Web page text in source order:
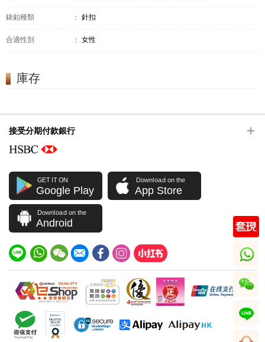
錶釦種類 ： 針扣
合適性別 ： 女性
庫存
接受分期付款銀行
GET IT ON
Google Play
Download on the
App Store
Download on the
Android
whatsapp